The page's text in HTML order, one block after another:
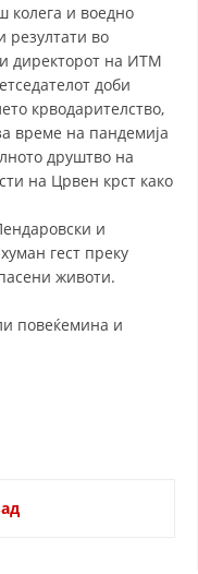
ПРАВО
ДЕЈНОСТ
КАТАСТРОФИ
колега и воедно
резултати во
директорот на ИТМ
доби
крводарителство,
време на пандемија
друштво на
на Црвен крст како
и
гест преку
животи.